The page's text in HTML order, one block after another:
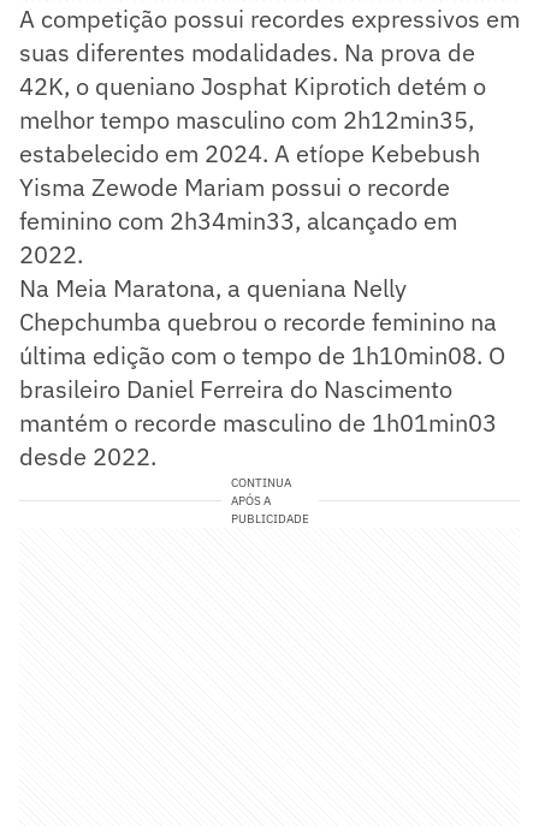
A competição possui recordes expressivos em
suas diferentes modalidades. Na prova de
42K, o queniano Josphat Kiprotich detém o
melhor tempo masculino com 2h12min35,
estabelecido em 2024. A etíope Kebebush
Yisma Zewode Mariam possui o recorde
feminino com 2h34min33, alcançado em
2022.
Na Meia Maratona, a queniana Nelly
Chepchumba quebrou o recorde feminino na
última edição com o tempo de 1h10min08. O
brasileiro Daniel Ferreira do Nascimento
mantém o recorde masculino de 1h01min03
desde 2022.
CONTINUA
APÓS A
PUBLICIDADE